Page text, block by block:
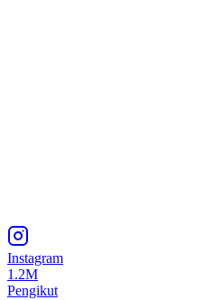
Instagram
1.2M
Pengikut